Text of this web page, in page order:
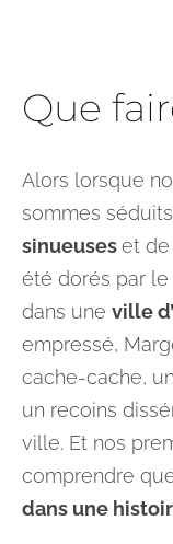
Que
Alors lorsque
sommes
sinueuseset de
été dorés par le
dans une ville
empressé,
cache-cache,
un recoins
ville. Et nos
comprendre
dans une